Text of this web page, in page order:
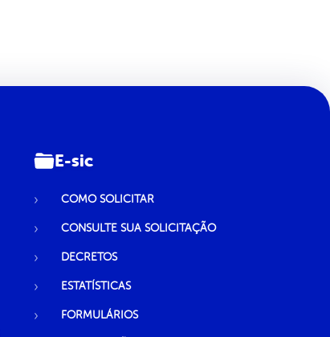
E-sic
COMO SOLICITAR
CONSULTE SUA SOLICITAÇÃO
DECRETOS
ESTATÍSTICAS
FORMULÁRIOS